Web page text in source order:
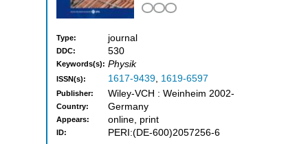
Type: journal
DDC: 530
Keywords(s): Physik
ISSN(s): 1617-9439, 1619-6597
Publisher: Wiley-VCH : Weinheim 2002-
Country: Germany
Appears: online, print
ID: PERI:(DE-600)2057256-6